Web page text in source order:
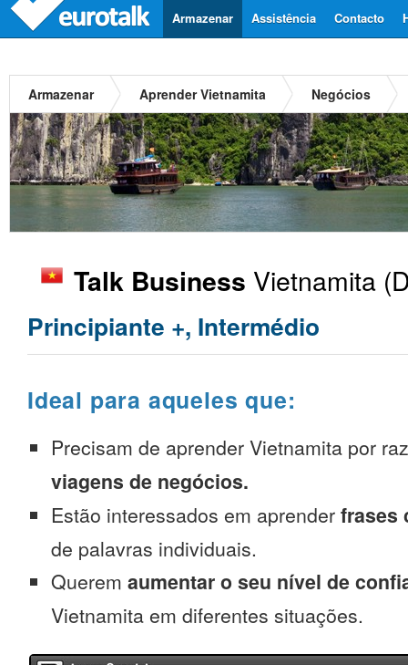
Contacto
Assistência
Armazenar
Armazenar Aprender Vietnamita Negócios
Talk Business Vietnamita
Principiante +, Intermédio
Ideal para aqueles que:
Precisam de aprender Vietnamita por
viagens de negócios.
Estão interessados em aprender frases
de palavras individuais.
Querem aumentar o seu nível de
Vietnamita em diferentes situações.